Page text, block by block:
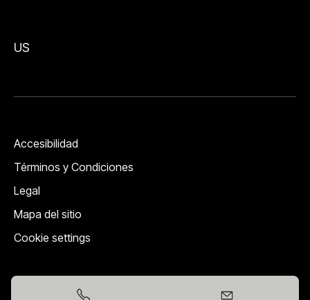
US
Accesibilidad
Términos y Condiciones
Legal
Mapa del sitio
Cookie settings